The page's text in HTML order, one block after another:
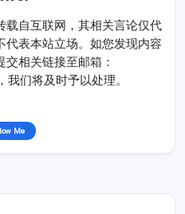
载自互联网，其相关言论仅代
表本站立场。如您发现内容
相关链接至邮箱：
们将及时予以处理。
Me